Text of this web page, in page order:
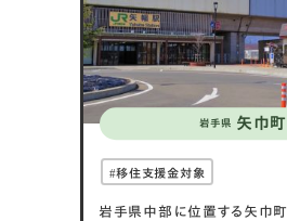
岩手県 矢巾町
移住支援金対象
岩手県中部に位置する矢巾